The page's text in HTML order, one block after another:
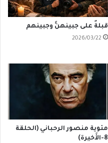
قبلةٌ على جبينهنَّ وجبينهم
2026/03/22
مئوية منصور الرحباني (الحلقة
8-الأَخيرة)